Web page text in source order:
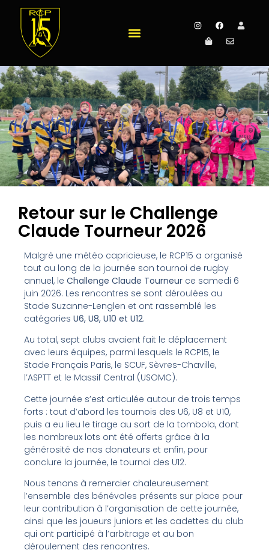
Retour sur le Challenge
Claude Tourneur 2026
Malgré une météo capricieuse, le RCP15 a organisé
tout au long de la journée son tournoi de rugby
annuel, le Challenge Claude Tourneur ce samedi 6
juin 2026. Les rencontres se sont déroulées au
Stade Suzanne-Lenglen et ont rassemblé les
catégories U6, U8, U10 et U12.
Au total, sept clubs avaient fait le déplacement
avec leurs équipes, parmi lesquels le RCP15, le
Stade Français Paris, le SCUF, Sèvres-Chaville,
l’ASPTT et le Massif Central (USOMC).
Cette journée s’est articulée autour de trois temps
forts : tout d’abord les tournois des U6, U8 et U10,
puis a eu lieu le tirage au sort de la tombola, dont
les nombreux lots ont été offerts grâce à la
générosité de nos donateurs et enfin, pour
conclure la journée, le tournoi des U12.
Nous tenons à remercier chaleureusement
l’ensemble des bénévoles présents sur place pour
leur contribution à l’organisation de cette journée,
ainsi que les joueurs juniors et les cadettes du club
qui ont participé à l’arbitrage et au bon
déroulement des rencontres.